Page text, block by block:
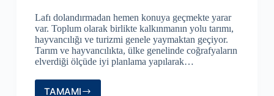
Lafı dolandırmadan hemen konuya geçmekte yarar
var. Toplum olarak birlikte kalkınmanın yolu tarımı,
hayvancılığı ve turizmi genele yaymaktan geçiyor.
Tarım ve hayvancılıkta, ülke genelinde coğrafyaların
elverdiği ölçüde iyi planlama yapılarak…
TAMAMI